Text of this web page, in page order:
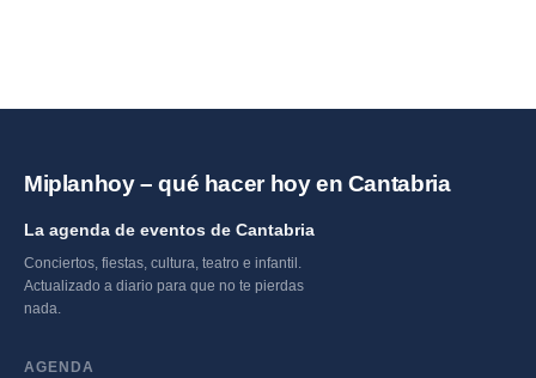
Miplanhoy – qué hacer hoy en Cantabria
La agenda de eventos de Cantabria
Conciertos, fiestas, cultura, teatro e infantil.
Actualizado a diario para que no te pierdas
nada.
AGENDA